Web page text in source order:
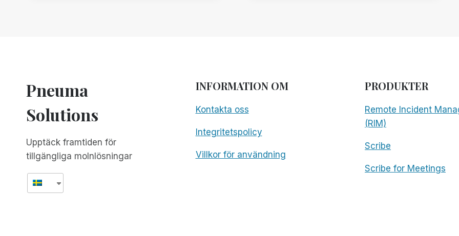
Pneuma
Solutions
Upptäck framtiden för
tillgängliga molnlösningar
INFORMATION OM
Kontakta oss
Integritetspolicy
Villkor för användning
PRODUKTER
Remote Incident
(RIM)
Scribe
Scribe for Meetings